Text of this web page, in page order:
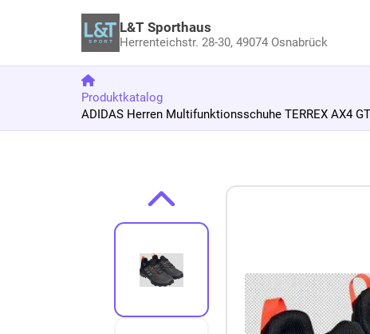
L&T Sporthaus
Herrenteichstr. 28-30,49074 Osnabrück
Produktkatalog
ADIDAS Herren Multifunktionsschuhe TERREX AX4
Zur Produktbeschreibung springen